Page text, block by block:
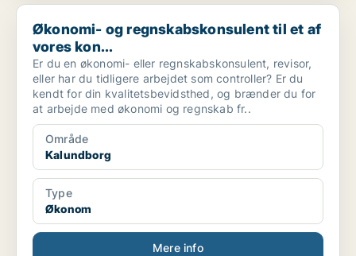
Økonomi- og regnskabskonsulent til et af vores kon...
Økonomi- og regnskabskonsulent til et af
vores kon...
Er du en økonomi- eller regnskabskonsulent, revisor,
eller har du tidligere arbejdet som controller? Er du
kendt for din kvalitetsbevidsthed, og brænder du for
at arbejde med økonomi og regnskab fr..
Område
Kalundborg
Type
Økonom
Mere info